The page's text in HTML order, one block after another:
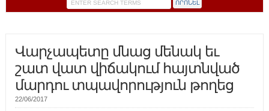
Վարչապետը մնաց մենակ եւ
շատ վատ վիճակում հայտնված
մարդու տպավորություն թողեց
22/06/2017